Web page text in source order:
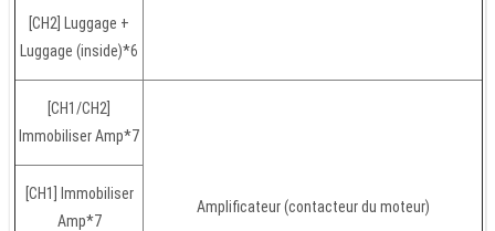
[CH2] Luggage +
Luggage (inside)*6
[CH1/CH2]
Immobiliser Amp*7
Amplificateur (contacteur du moteur)
[CH1] Immobiliser
Amp*7